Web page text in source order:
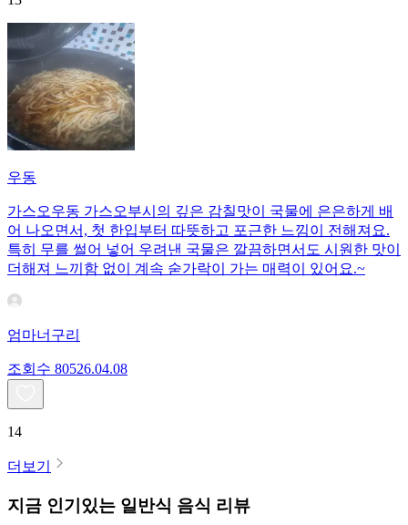
우동
가스오우동 가스오부시의 깊은 감칠맛이 국물에 은은하게 배
어 나오면서, 첫 한입부터 따뜻하고 포근한 느낌이 전해져요.
특히 무를 썰어 넣어 우려낸 국물은 깔끔하면서도 시원한 맛이
더해져 느끼함 없이 계속 숟가락이 가는 매력이 있어요.~
엄마너구리
조회수 80526.04.08
14
더보기
지금 인기있는 일반식 음식 리뷰